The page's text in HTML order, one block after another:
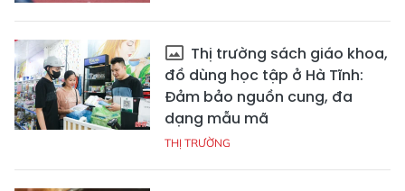
Thị trường sách giáo khoa,
đồ dùng học tập ở Hà Tĩnh:
Đảm bảo nguồn cung, đa
dạng mẫu mã
THỊ TRƯỜNG